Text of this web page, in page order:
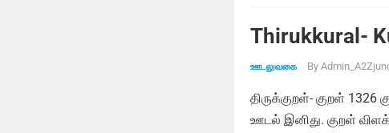
Thirukkural-
ஊடலுவகை By
திருக்குறள்- குறள்
ஊடல் இனிது. குறள்